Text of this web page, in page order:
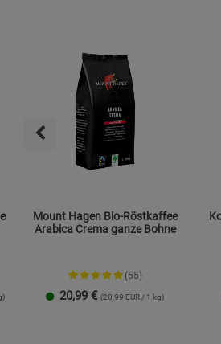
Mount Hagen Bio-Röstkaffee
Arabica Crema ganze Bohne
(55)
20,99 € (20,99 EUR / 1 kg)